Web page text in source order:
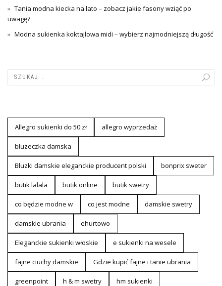
Tania modna kiecka na lato – zobacz jakie fasony wziąć po
uwagę?
Modna sukienka koktajlowa midi – wybierz najmodniejszą długość
Allegro sukienki do 50 zł allegro wyprzedaż
bluzeczka damska
Bluzki damskie eleganckie producent polski bonprix sweter
butik lalala butik online butik swetry
co będzie modne w co jest modne damskie swetry
damskie ubrania ehurtowo
Eleganckie sukienki włoskie e sukienki na wesele
fajne ciuchy damskie Gdzie kupić fajne i tanie ubrania
greenpoint h & m swetry hm sukienki